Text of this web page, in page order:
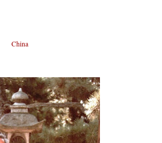
China